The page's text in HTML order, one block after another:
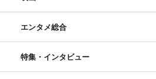
エンタメ総合
特集・インタビュー